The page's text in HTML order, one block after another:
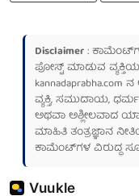
Disclaimer:
ಪೋಸ್ಟ್ ಮಾಡುವ
kannadaprabha.com ನ
ವ್ಯಕ್ತಿ, ಸಮುದಾಯ,
ಅಥವಾ ಅಶ್ಲೀಲವಾದ
ಮಾಹಿತಿ ತಂತ್ರಜ್ಞಾನ
ಕಾಮೆಂಟ್‌ಗಳ ವಿರುದ್ಧ